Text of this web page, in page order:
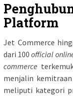
Platform
Jet Commerce
dari 100official
commerce
menjalin
meliputi kategori